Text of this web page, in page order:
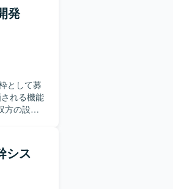
、
、
発
として募
方の設
様変更
規模サ
クエン
シス